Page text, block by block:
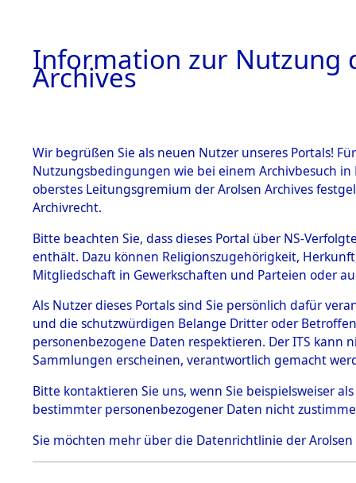
BESTÄNDE
1.
mente
5. Verschiedenes
5.3
Todesmärsche
5.3.1 Alliierte
Erhebungen
zu
Todesmärsch
en
5.3.2
von
Toter aus
Ort ihrer
0001
Information zur Nutzung
Archives
Wir begrüßen Sie als neuen Nutzer unseres Portals!
Nutzungsbedingungen wie bei einem Archivbesuch
oberstes Leitungsgremium der Arolsen Archives
Archivrecht.
Bitte beachten Sie, dass dieses Portal über NS-
enthält. Dazu können Religionszugehörigkeit,
Mitgliedschaft in Gewerkschaften und Parteien oder
Als Nutzer dieses Portals sind Sie persönlich dafür
und die schutzwürdigen Belange Dritter oder
personenbezogene Daten respektieren. Der ITS
Sammlungen erscheinen, verantwortlich gemacht
Bitte kontaktieren Sie uns, wenn Sie beispielsweiser
bestimmter personenbezogener Daten nicht
Sie möchten mehr über die Datenrichtlinie der Arolsen